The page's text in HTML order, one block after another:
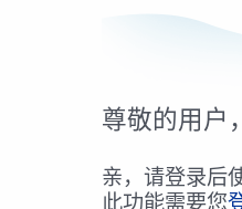
尊敬的用户
亲，请登录后
此功能需要您